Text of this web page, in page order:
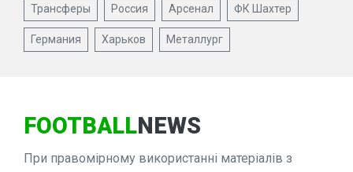
Трансферы Россия Арсенал ФК Шахтер
Германия Харьков Металлург
FOOTBALLNEWS
При правомірному використанні матеріалів з